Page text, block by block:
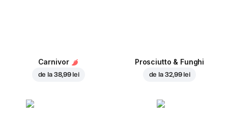
Carnivor
de la 38,99 lei
Prosciutto & Funghi
de la 32,99 lei